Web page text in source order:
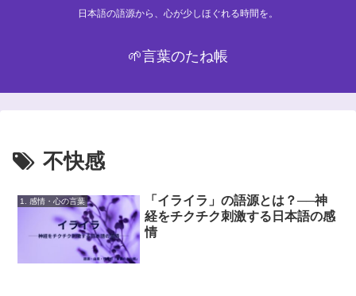
日本語の語源から、心が少しほぐれる時間を。
🌱言葉のたね帳
不快感
1. 感情・心の言葉
「イライラ」の語源とは？──神
経をチクチク刺激する日本語の感
情